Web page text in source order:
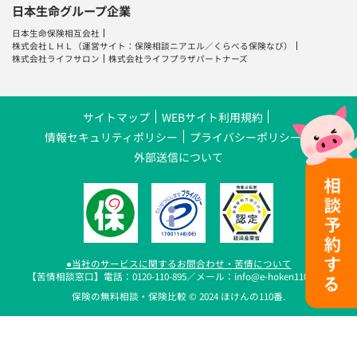
日本生命グループ企業
日本生命保険相互会社
株式会社ＬＨＬ （運営サイト：保険相談ニアエル／ くらべる保険なび）
株式会社ライフサロン
株式会社ライフプラザパートナーズ
サイトマップ
WEBサイト利用規約
情報セキュリティポリシー
プライバシーポリシー
外部送信について
●当社のサービスに関するお問合わせ・苦情について
【苦情相談窓口】電話：0120-110-895／メール：info@e-hoken110.com
保険の無料相談・保険比較 © 2024 ほけんの110番.